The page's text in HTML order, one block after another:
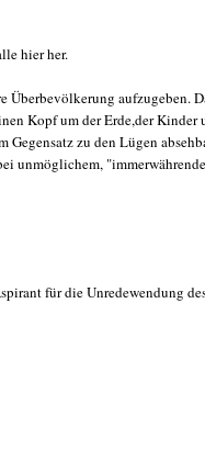
hier her.
Überbevölkerung aufzugeben.
Kopf um der Erde,der Kinder
zu den Lügen
unmöglichem,
für die Unredewendung